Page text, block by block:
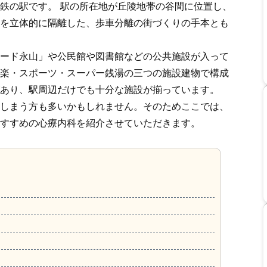
の駅です。 駅の所在地が丘陵地帯の谷間に位置し、
立体的に隔離した、歩車分離の街づくりの手本とも
ド永山」や公民館や図書館などの公共施設が入って
・スポーツ・スーパー銭湯の三つの施設建物で構成
、駅周辺だけでも十分な施設が揃っています。
う方も多いかもしれません。そのためここでは、
めの心療内科を紹介させていただきます。